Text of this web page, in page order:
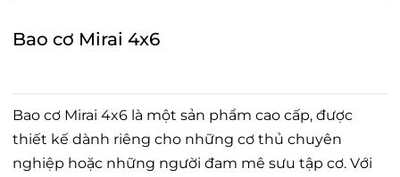
Bao cơ Mirai 4x6
Bao cơ Mirai 4x6 là một sản phẩm cao cấp, được
thiết kế dành riêng cho những cơ thủ chuyên
nghiệp hoặc những người đam mê sưu tập cơ. Với